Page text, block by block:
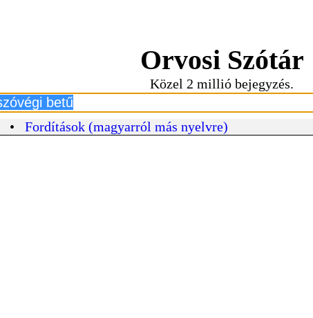
Orvosi Szótár
Közel 2 millió bejegyzés.
• Fordítások (magyarról más nyelvre)